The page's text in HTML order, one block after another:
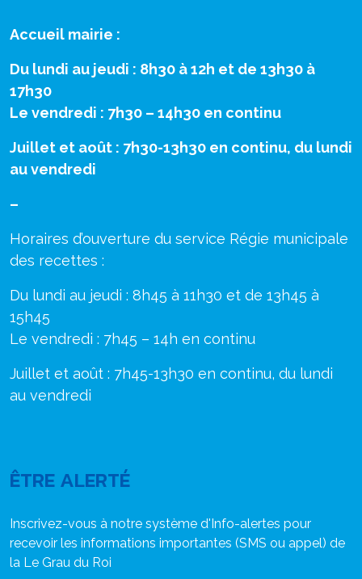
Accueil mairie :
Du lundi au jeudi : 8h30 à 12h et de 13h30 à
17h30
Le vendredi : 7h30 – 14h30 en continu
Juillet et août : 7h30-13h30 en continu, du lundi
au vendredi
–
Horaires d’ouverture du service Régie municipale
des recettes :
Du lundi au jeudi : 8h45 à 11h30 et de 13h45 à
15h45
Le vendredi : 7h45 – 14h en continu
Juillet et août : 7h45-13h30 en continu, du lundi
au vendredi
ÊTRE ALERTÉ
Inscrivez-vous à notre système d'Info-alertes pour
recevoir les informations importantes (SMS ou appel) de
la Le Grau du Roi